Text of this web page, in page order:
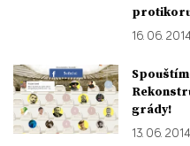
16. 06. 2014
grády!
13. 06. 2014